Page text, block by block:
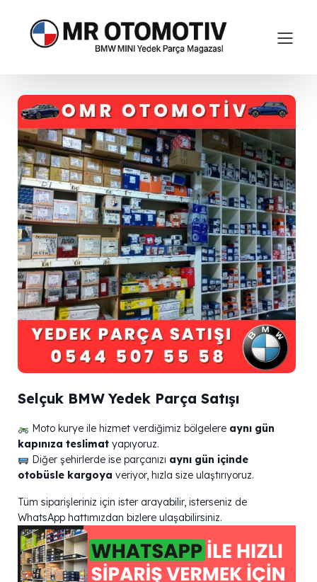
Selçuk BMW Yedek Parça Satışı
Moto kurye ile hizmet verdiğimiz bölgelere aynı gün
kapınıza teslimat yapıyoruz.
Diğer şehirlerde ise parçanızı aynı gün içinde
otobüsle kargoya veriyor, hızla size ulaştırıyoruz.
Tüm siparişleriniz için ister arayabilir, isterseniz de
WhatsApp hattımızdan bizlere ulaşabilirsiniz.